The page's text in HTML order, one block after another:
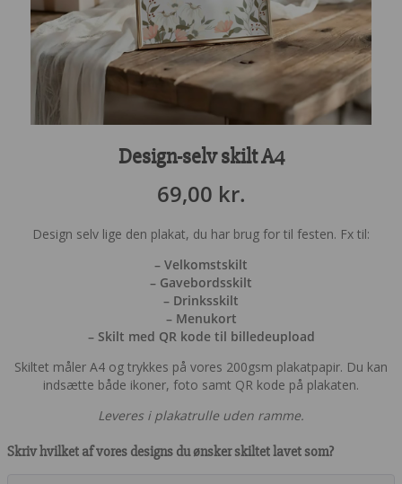
Design-selv skilt A4
69,00 kr.
Design selv lige den plakat, du har brug for til festen. Fx til:
– Velkomstskilt
– Gavebordsskilt
– Drinksskilt
– Menukort
– Skilt med QR kode til billedeupload
Skiltet måler A4 og trykkes på vores 200gsm plakatpapir. Du kan
indsætte både ikoner, foto samt QR kode på plakaten.
Leveres i plakatrulle uden ramme.
Skriv hvilket af vores designs du ønsker skiltet lavet som?